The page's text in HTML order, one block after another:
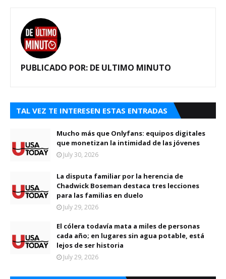
PUBLICADO POR: DE ULTIMO MINUTO
TAL VEZ TE INTERESEN ESTAS ENTRADAS
Mucho más que Onlyfans: equipos digitales
que monetizan la intimidad de las jóvenes
July 30, 2026
La disputa familiar por la herencia de
Chadwick Boseman destaca tres lecciones
para las familias en duelo
July 29, 2026
El cólera todavía mata a miles de personas
cada año; en lugares sin agua potable, está
lejos de ser historia
July 29, 2026